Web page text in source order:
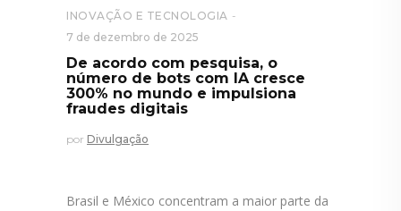
INOVAÇÃO E TECNOLOGIA
7 de dezembro de 2025
De acordo com pesquisa, o
número de bots com IA cresce
300% no mundo e impulsiona
fraudes digitais
por Divulgação
Brasil e México concentram a maior parte da